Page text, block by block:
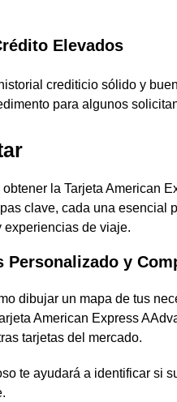
Elevados
crediticio sólido y
para algunos
obtener la Tarjeta American
clave, cada una esencial
experiencias de viaje.
Personalizado y
dibujar un mapa de tus
American Express
tarjetas del mercado.
te ayudará a identificar si